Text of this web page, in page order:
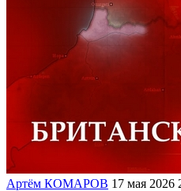
Артём КОМАРОВ 17 мая 2026